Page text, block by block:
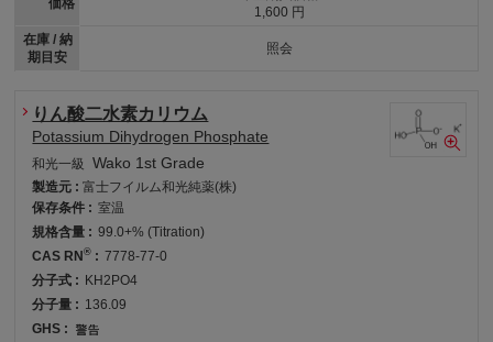
在庫 / 納
期目安
1,600 円
照会
りん酸二水素カリウム
Potassium Dihydrogen Phosphate
和光一級 Wako 1st Grade
製造元 :富士フイルム和光純薬(株)
保存条件 : 室温
規格含量 : 99.0+% (Titration)
CAS RN® : 7778-77-0
分子式 : KH2PO4
分子量 : 136.09
GHS :